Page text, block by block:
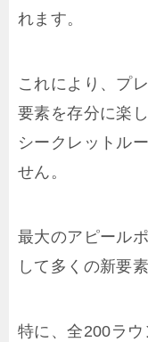
れます。
これにより、プ
要素を存分に楽
シークレットル
せん。
最大のアピール
して多くの新要
特に、全200ラ